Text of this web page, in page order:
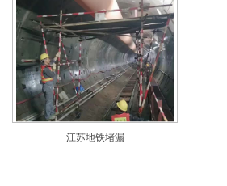
江苏地铁堵漏